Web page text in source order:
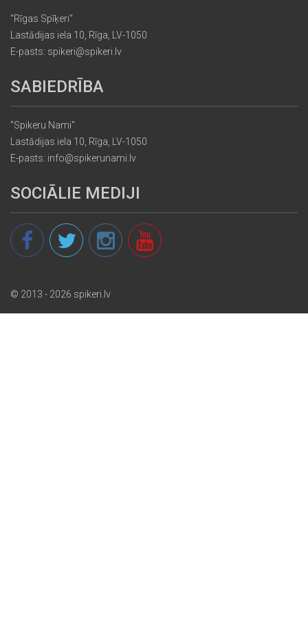
"Rīgas Spīķeri"
Lastādijas iela 10, Rīga, LV-1050
E-pasts: spikeri@spikeri.lv
SABIEDRĪBA
"Spikeru Nami"
Lastādijas iela 10, Rīga, LV-1050
E-pasts: info@spikerunami.lv
SOCIĀLIE MEDIJI
© 2013 - 2026 spikeri.lv